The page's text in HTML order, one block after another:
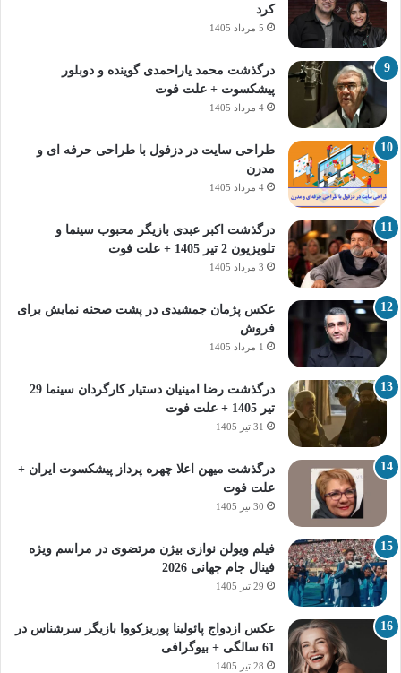
کرد
5 مرداد 1405
درگذشت محمد یاراحمدی گوینده و دوبلور
پیشکسوت + علت فوت
4 مرداد 1405
طراحی سایت در دزفول با طراحی حرفه‌ ای و
مدرن
4 مرداد 1405
درگذشت اکبر عبدی بازیگر محبوب سینما و
تلویزیون 2 تیر 1405 + علت فوت
3 مرداد 1405
عکس پژمان جمشیدی در پشت صحنه نمایش برای
فروش
1 مرداد 1405
درگذشت رضا امینیان دستیار کارگردان سینما 29
تیر 1405 + علت فوت
31 تیر 1405
درگذشت میهن اعلا چهره پرداز پیشکسوت ایران +
علت فوت
30 تیر 1405
فیلم ویولن نوازی بیژن مرتضوی در مراسم ویژه
فینال جام جهانی 2026
29 تیر 1405
عکس ازدواج پائولینا پوریزکووا بازیگر سرشناس در
61 سالگی + بیوگرافی
28 تیر 1405